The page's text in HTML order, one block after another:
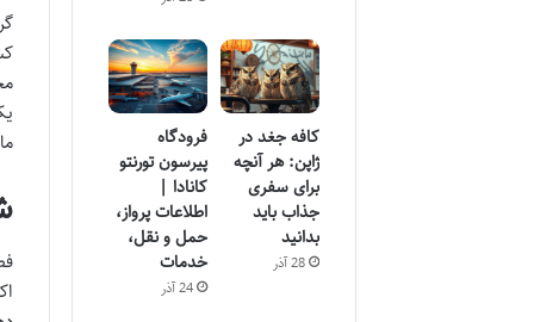
کافه جغد در
ژاپن: هر آنچه
برای سفری
جذاب باید
بدانید
28 آذر
فرودگاه
پیرسون تورنتو
کانادا |
اطلاعات پرواز،
حمل و نقل،
خدمات
24 آذر